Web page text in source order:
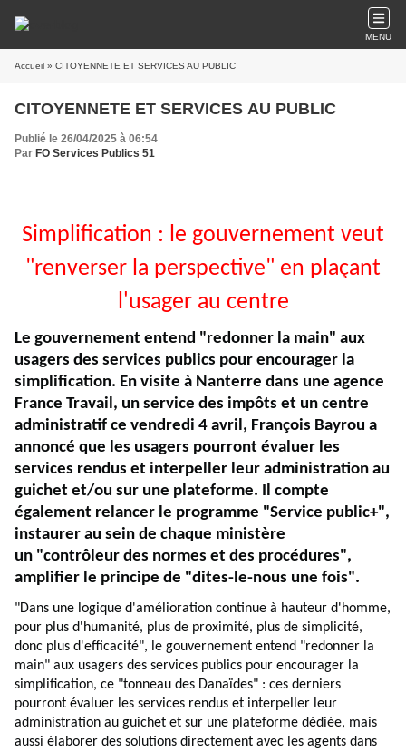
MENU
Accueil » CITOYENNETE ET SERVICES AU PUBLIC
CITOYENNETE ET SERVICES AU PUBLIC
Publié le 26/04/2025 à 06:54
Par FO Services Publics 51
Simplification : le gouvernement veut
"renverser la perspective" en plaçant
l'usager au centre
Le gouvernement entend "redonner la main" aux
usagers des services publics pour encourager la
simplification. En visite à Nanterre dans une agence
France Travail, un service des impôts et un centre
administratif ce vendredi 4 avril, François Bayrou a
annoncé que les usagers pourront évaluer les
services rendus et interpeller leur administration au
guichet et/ou sur une plateforme. Il compte
également relancer le programme "Service public+",
instaurer au sein de chaque ministère
un "contrôleur des normes et des procédures",
amplifier le principe de "dites-le-nous une fois".
"Dans une logique d'amélioration continue à hauteur d'homme,
pour plus d'humanité, plus de proximité, plus de simplicité,
donc plus d'efficacité", le gouvernement entend "redonner la
main" aux usagers des services publics pour encourager la
simplification, ce "tonneau des Danaïdes" : ces derniers
pourront évaluer les services rendus et interpeller leur
administration au guichet et sur une plateforme dédiée, mais
aussi élaborer des solutions directement avec les agents dans